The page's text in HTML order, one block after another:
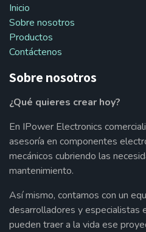
Inicio
Sobre nosotros
Productos
Contáctenos
Sobre nosotros
¿Qué quieres crear hoy?
En IPower Electronics
asesoría en componentes
mecánicos cubriendo las
mantenimiento.
Así mismo, contamos con un
desarrolladores y especialistas
pueden traer a la vida ese